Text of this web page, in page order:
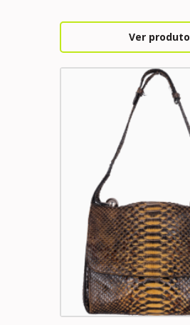
Ver produto